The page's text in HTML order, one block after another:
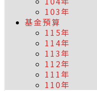
103年
基金預算
115年
114年
113年
112年
111年
110年